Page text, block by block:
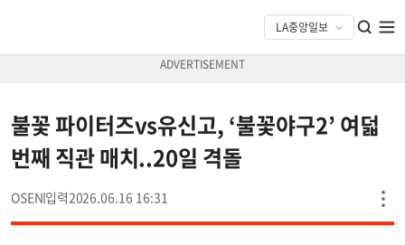
불꽃 파이터즈vs유신고, ‘불꽃야구2’ 여덟
번째 직관 매치..20일 격돌
OSEN 2026.06.16 16:31